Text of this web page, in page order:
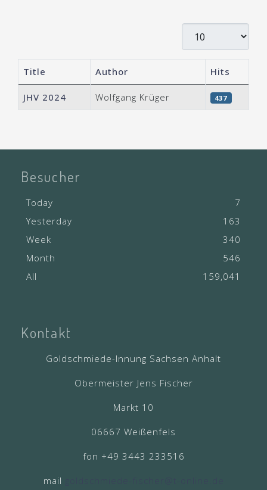
Title Author Hits
JHV 2024 Wolfgang Krüger 437
Besucher
Today
7
Yesterday
163
Week
340
Month
546
All
159,041
Kontakt
Goldschmiede-Innung Sachsen Anhalt
Obermeister Jens Fischer
Markt 10
06667 Weißenfels
fon +49 3443 233516
mail